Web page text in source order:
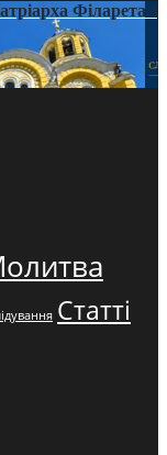
Філарета з
Статті